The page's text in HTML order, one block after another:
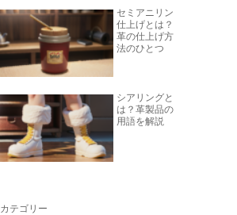
セミアニリン
仕上げとは？
革の仕上げ方
法のひとつ
シアリングと
は？革製品の
用語を解説
カテゴリー